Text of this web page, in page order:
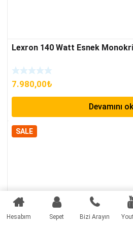
Lexron 140 Watt Esnek
7.980,00₺
Devamını
SALE
Hesabım Sepet Bizi Arayın